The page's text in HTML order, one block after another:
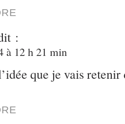
:
à 12 h 21 min
que je vais